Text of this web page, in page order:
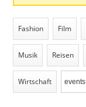
Fashion Film
Musik Reisen
Wirtschaft